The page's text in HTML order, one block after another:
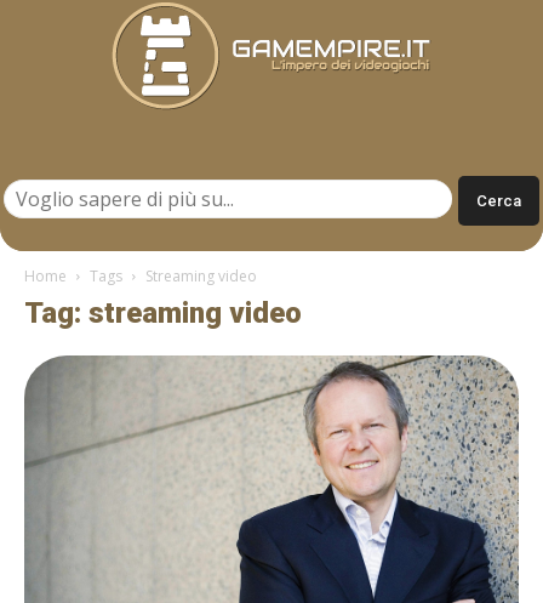
Home Tags Streaming video
Tag: streaming video